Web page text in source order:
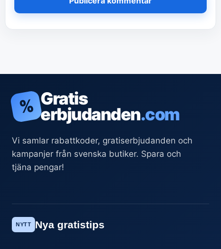
% Gratis
erbjudanden.com
Vi samlar rabattkoder, gratiserbjudanden och
kampanjer från svenska butiker. Spara och
tjäna pengar!
NYTT Nya gratistips